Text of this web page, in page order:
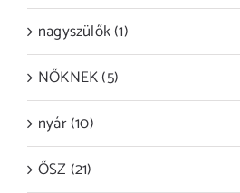
nagyszülők (1)
NŐKNEK (5)
nyár (10)
ŐSZ (21)